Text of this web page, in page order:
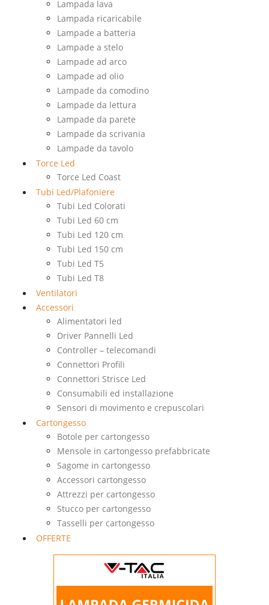
Lampada lava
Lampada ricaricabile
Lampade a batteria
Lampade a stelo
Lampade ad arco
Lampade ad olio
Lampade da comodino
Lampade da lettura
Lampade da parete
Lampade da scrivania
Lampade da tavolo
Torce Led
Torce Led Coast
Tubi Led/Plafoniere
Tubi Led Colorati
Tubi Led 60 cm
Tubi Led 120 cm
Tubi Led 150 cm
Tubi Led T5
Tubi Led T8
Ventilatori
Accessori
Alimentatori led
Driver Pannelli Led
Controller – telecomandi
Connettori Profili
Connettori Strisce Led
Consumabili ed installazione
Sensori di movimento e crepuscolari
Cartongesso
Botole per cartongesso
Mensole in cartongesso prefabbricate
Sagome in cartongesso
Accessori cartongesso
Attrezzi per cartongesso
Stucco per cartongesso
Tasselli per cartongesso
OFFERTE